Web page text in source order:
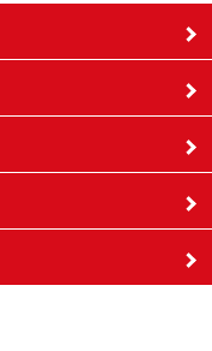
135,030
209,150
142,730
218,250
150,430